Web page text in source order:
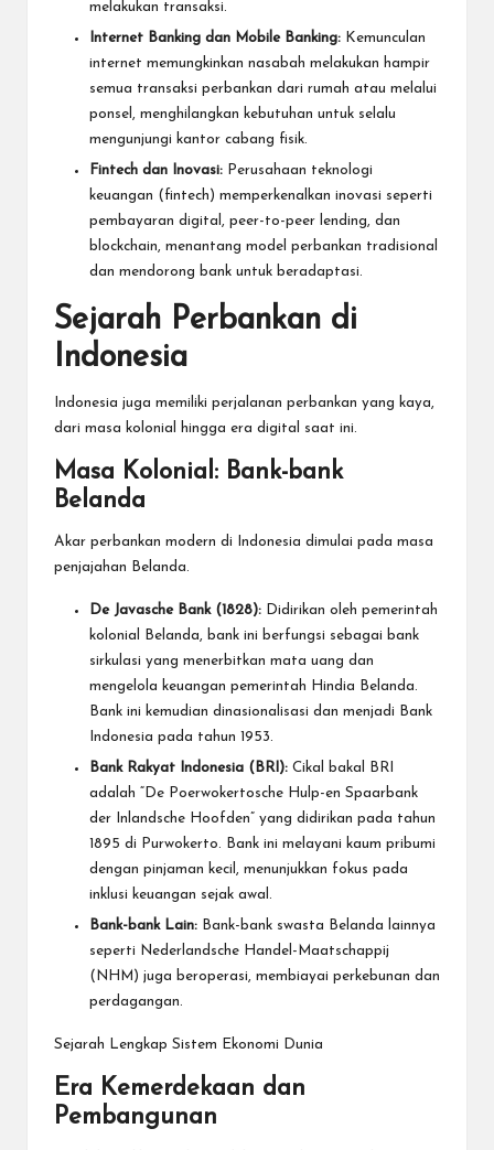
melakukan transaksi.
Internet Banking dan Mobile Banking: Kemunculan
internet memungkinkan nasabah melakukan hampir
semua transaksi perbankan dari rumah atau melalui
ponsel, menghilangkan kebutuhan untuk selalu
mengunjungi kantor cabang fisik.
Fintech dan Inovasi: Perusahaan teknologi
keuangan (fintech) memperkenalkan inovasi seperti
pembayaran digital, peer-to-peer lending, dan
blockchain, menantang model perbankan tradisional
dan mendorong bank untuk beradaptasi.
Sejarah Perbankan di
Indonesia
Indonesia juga memiliki perjalanan perbankan yang kaya,
dari masa kolonial hingga era digital saat ini.
Masa Kolonial: Bank-bank
Belanda
Akar perbankan modern di Indonesia dimulai pada masa
penjajahan Belanda.
De Javasche Bank (1828): Didirikan oleh pemerintah
kolonial Belanda, bank ini berfungsi sebagai bank
sirkulasi yang menerbitkan mata uang dan
mengelola keuangan pemerintah Hindia Belanda.
Bank ini kemudian dinasionalisasi dan menjadi Bank
Indonesia pada tahun 1953.
Bank Rakyat Indonesia (BRI): Cikal bakal BRI
adalah “De Poerwokertosche Hulp-en Spaarbank
der Inlandsche Hoofden” yang didirikan pada tahun
1895 di Purwokerto. Bank ini melayani kaum pribumi
dengan pinjaman kecil, menunjukkan fokus pada
inklusi keuangan sejak awal.
Bank-bank Lain: Bank-bank swasta Belanda lainnya
seperti Nederlandsche Handel-Maatschappij
(NHM) juga beroperasi, membiayai perkebunan dan
perdagangan.
Sejarah Lengkap Sistem Ekonomi Dunia
Era Kemerdekaan dan
Pembangunan